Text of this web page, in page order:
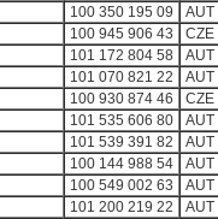
100 350 195 09 AUT
100 945 906 43 CZE
101 172 804 58 AUT
101 070 821 22 AUT
100 930 874 46 CZE
101 535 606 80 AUT
101 539 391 82 AUT
100 144 988 54 AUT
100 549 002 63 AUT
101 200 219 22 AUT